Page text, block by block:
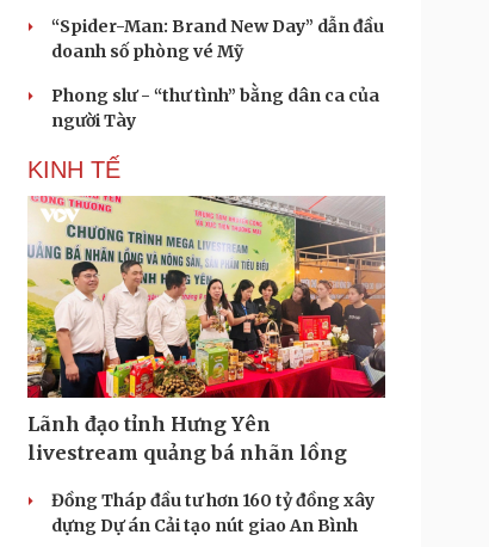
“Spider-Man: Brand New Day” dẫn đầu
doanh số phòng vé Mỹ
Phong slư - “thư tình” bằng dân ca của
người Tày
KINH TẾ
Lãnh đạo tỉnh Hưng Yên
livestream quảng bá nhãn lồng
Đồng Tháp đầu tư hơn 160 tỷ đồng xây
dựng Dự án Cải tạo nút giao An Bình